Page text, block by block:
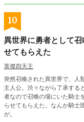
10
異世界に勇者として
せてもらえた
英傑四天王
突然召喚された異世界で、人
主人公。渋々ながら了承する
者なので召喚の場にいた騎士
らせてもらえた。なんか騎士
が。